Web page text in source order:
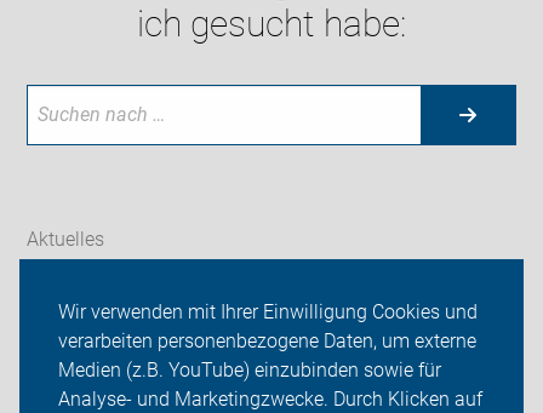
Wir verwenden mit Ihrer Einwilligung Cookies und
verarbeiten personenbezogene Daten, um externe
Medien (z.B. YouTube) einzubinden sowie für
Analyse- und Marketingzwecke. Durch Klicken auf
ich gesucht habe:
Aktuelles
ADFC Bergkamen
Sei dabei